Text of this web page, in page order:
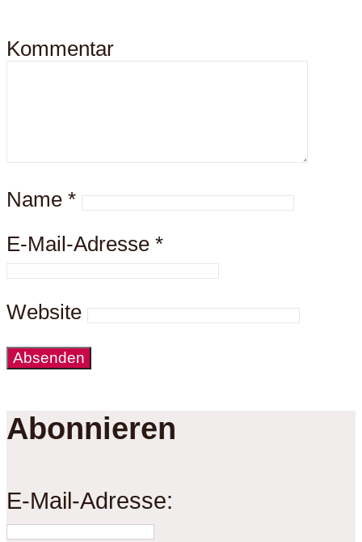
Kommentar
Name *
E-Mail-Adresse *
Website
Abonnieren
E-Mail-Adresse: